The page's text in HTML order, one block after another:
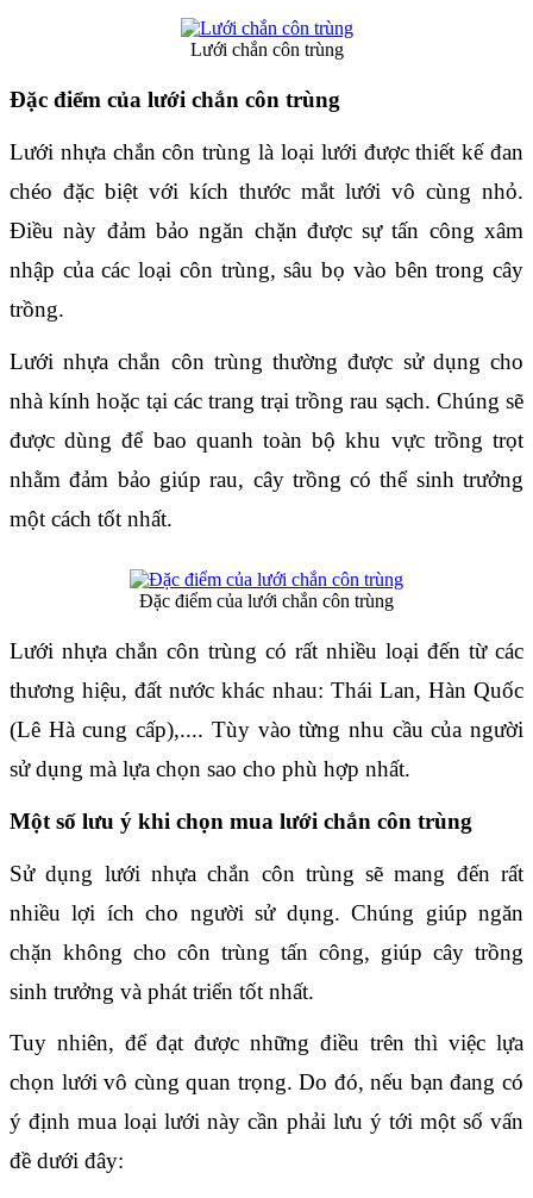
Lưới chắn côn trùng
Đặc điểm của lưới chắn côn trùng
Lưới nhựa chắn côn trùng là loại lưới được thiết kế đan
chéo đặc biệt với kích thước mắt lưới vô cùng nhỏ.
Điều này đảm bảo ngăn chặn được sự tấn công xâm
nhập của các loại côn trùng, sâu bọ vào bên trong cây
trồng.
Lưới nhựa chắn côn trùng thường được sử dụng cho
nhà kính hoặc tại các trang trại trồng rau sạch. Chúng sẽ
được dùng để bao quanh toàn bộ khu vực trồng trọt
nhằm đảm bảo giúp rau, cây trồng có thể sinh trưởng
một cách tốt nhất.
Đặc điểm của lưới chắn côn trùng
Lưới nhựa chắn côn trùng có rất nhiều loại đến từ các
thương hiệu, đất nước khác nhau: Thái Lan, Hàn Quốc
(Lê Hà cung cấp),.... Tùy vào từng nhu cầu của người
sử dụng mà lựa chọn sao cho phù hợp nhất.
Một số lưu ý khi chọn mua lưới chắn côn trùng
Sử dụng lưới nhựa chắn côn trùng sẽ mang đến rất
nhiều lợi ích cho người sử dụng. Chúng giúp ngăn
chặn không cho côn trùng tấn công, giúp cây trồng
sinh trưởng và phát triển tốt nhất.
Tuy nhiên, để đạt được những điều trên thì việc lựa
chọn lưới vô cùng quan trọng. Do đó, nếu bạn đang có
ý định mua loại lưới này cần phải lưu ý tới một số vấn
đề dưới đây: